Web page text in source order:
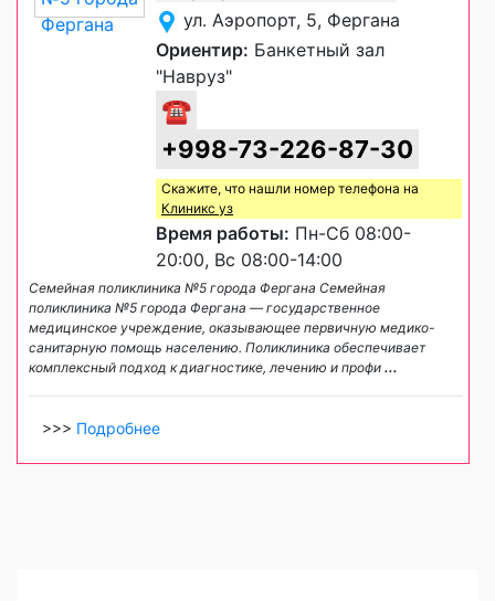
ул. Аэропорт, 5, Фергана
Ориентир: Банкетный зал
"Навруз"
☎
+998-73-226-87-30
Скажите, что нашли номер телефона на
Клиникс уз
Время работы: Пн-Сб 08:00-
20:00, Вс 08:00-14:00
Семейная поликлиника №5 города Фергана Семейная
поликлиника №5 города Фергана — государственное
медицинское учреждение, оказывающее первичную медико-
санитарную помощь населению. Поликлиника обеспечивает
комплексный подход к диагностике, лечению и профи ...
>>> Подробнее